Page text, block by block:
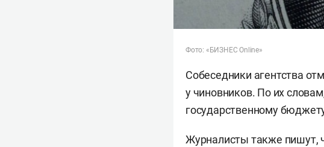
Фото: «БИЗНЕС Online»
Собеседники агентства
у чиновников. По их
государственному
Журналисты также пишут,